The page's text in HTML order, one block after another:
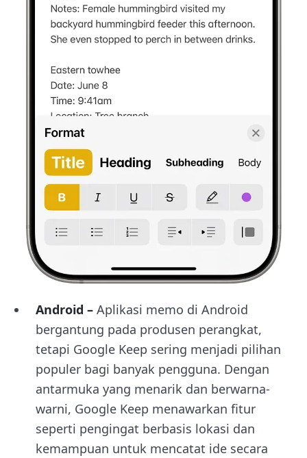
Android – Aplikasi memo di Android
bergantung pada produsen perangkat,
tetapi Google Keep sering menjadi pilihan
populer bagi banyak pengguna. Dengan
antarmuka yang menarik dan berwarna-
warni, Google Keep menawarkan fitur
seperti pengingat berbasis lokasi dan
kemampuan untuk mencatat ide secara